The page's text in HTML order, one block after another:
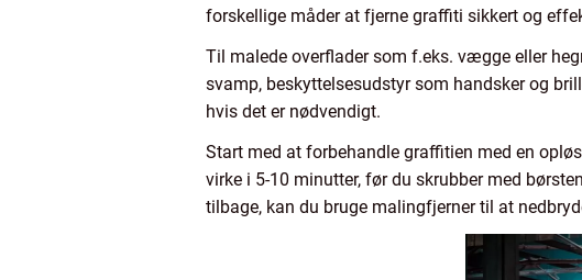
forskellige måder at fjerne graffiti sikkert og
Til malede overflader som f.eks. vægge eller
svamp, beskyttelsesudstyr som handsker og
hvis det er nødvendigt.
Start med at forbehandle graffitien med en
virke i 5-10 minutter, før du skrubber med
tilbage, kan du bruge malingfjerner til at